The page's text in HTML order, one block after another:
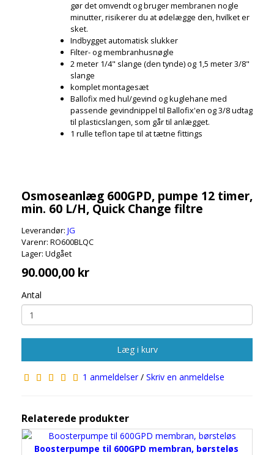
gør det omvendt og bruger membranen nogle
minutter, risikerer du at ødelægge den, hvilket er
sket.
Indbygget automatisk slukker
Filter- og membranhusnøgle
2 meter 1/4" slange (den tynde) og 1,5 meter 3/8"
slange
komplet montagesæt
Ballofix med hul/gevind og kuglehane med
passende gevindnippel til Ballofix'en og 3/8 udtag
til plasticslangen, som går til anlægget.
1 rulle teflon tape til at tætne fittings
Osmoseanlæg 600GPD, pumpe 12 timer,
min. 60 L/H, Quick Change filtre
Leverandør: JG
Varenr: RO600BLQC
Lager: Udgået
90.000,00 kr
Antal
Læg i kurv
1 anmeldelser/ Skriv en anmeldelse
Relaterede produkter
Boosterpumpe til 600GPD membran, børsteløs